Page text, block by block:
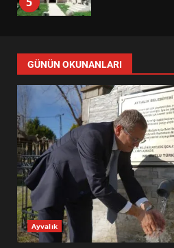
5
UZATILDI: NE
6
BURHANİYE
TURNUVASI
7
BURHANİYE
YENİ
ŞEKİLLENDİ?
GÜNÜN OKUNANLARI